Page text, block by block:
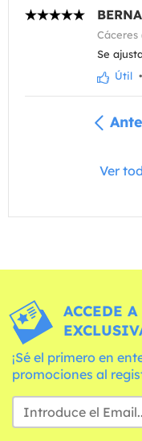
Cáceres
Se
Útil •
Ver
ACCEDE
¡Sé el primero en
promociones al